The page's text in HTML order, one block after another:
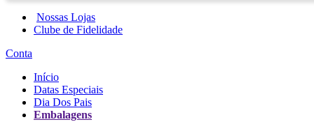
Nossas Lojas
Clube de Fidelidade
Conta
Início
Datas Especiais
Dia Dos Pais
Embalagens